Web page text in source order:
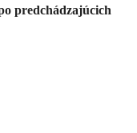
predchádzajúcich